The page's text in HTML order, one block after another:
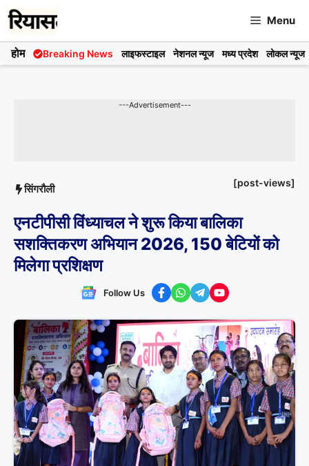
Skip
to
content
Menu
होम Breaking News लाइफस्टाइल नेशनल न्यूज मध्य प्रदेश लोकल न्यूज
---Advertisement---
सिंगरौली [post-views]
एनटीपीसी विंध्याचल ने शुरू किया बालिका
सशक्तिकरण अभियान 2026, 150 बेटियों को
मिलेगा प्रशिक्षण
Follow Us